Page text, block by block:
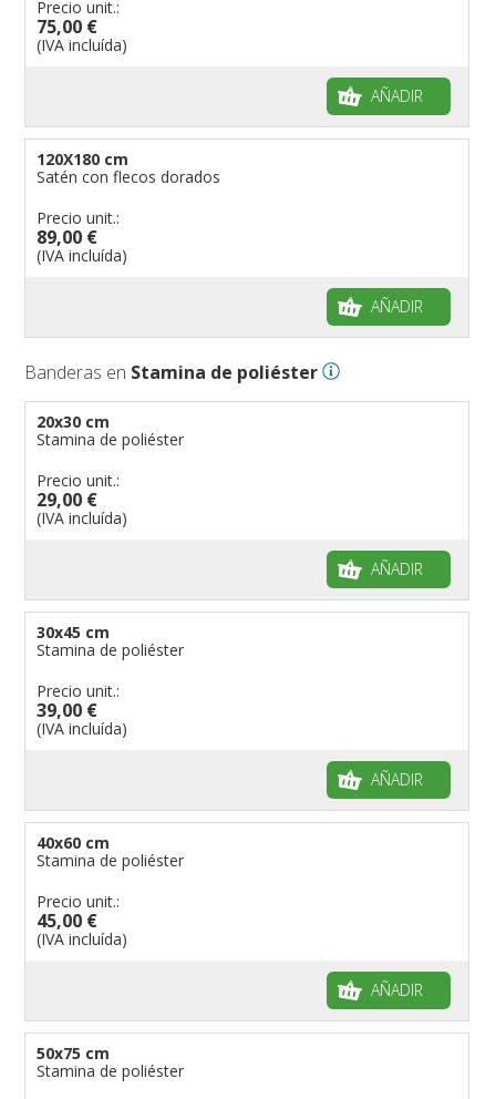
Precio unit.:
75,00 €
(IVA incluída)
AÑADIR
120X180 cm
Satén con flecos dorados
Precio unit.:
89,00 €
(IVA incluída)
AÑADIR
Banderas en Stamina de poliéster
20x30 cm
Stamina de poliéster
Precio unit.:
29,00 €
(IVA incluída)
AÑADIR
30x45 cm
Stamina de poliéster
Precio unit.:
39,00 €
(IVA incluída)
AÑADIR
40x60 cm
Stamina de poliéster
Precio unit.:
45,00 €
(IVA incluída)
AÑADIR
50x75 cm
Stamina de poliéster